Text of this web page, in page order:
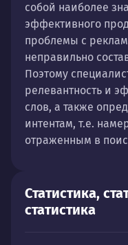
собой наиболее
эффективного
проблемы с
неправильно
Поэтому
релевантность и
слов, а также
интентам, т.е.
отраженным в
Статистика,
статистика